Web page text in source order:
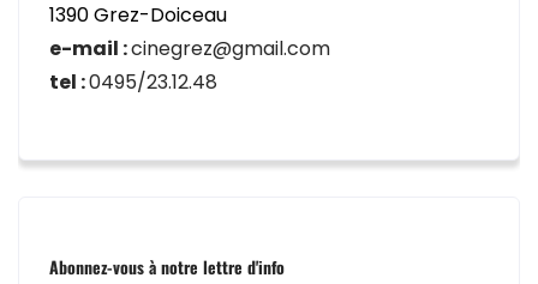
1390 Grez-Doiceau
e-mail :cinegrez@gmail.com
tel :0495/23.12.48
Abonnez-vous à notre lettre d'info